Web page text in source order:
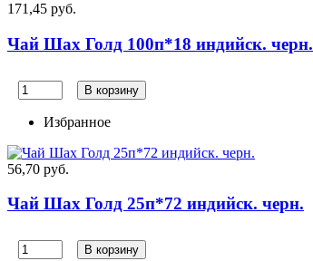
171,45 руб.
Чай Шах Голд 100п*18 индийск. черн.
В корзину
Избранное
56,70 руб.
Чай Шах Голд 25п*72 индийск. черн.
В корзину